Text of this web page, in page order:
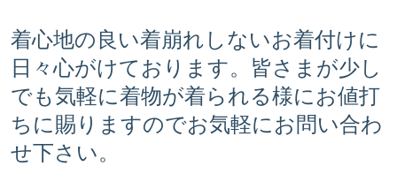
着心地の良い着崩れしないお着付けに
日々心がけております。皆さまが少し
でも気軽に着物が着られる様にお値打
ちに賜りますのでお気軽にお問い合わ
せ下さい。